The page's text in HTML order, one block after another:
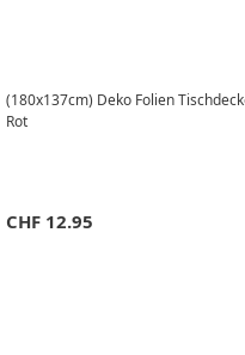
(180x137cm) Deko Folien
Rot
CHF 12.95